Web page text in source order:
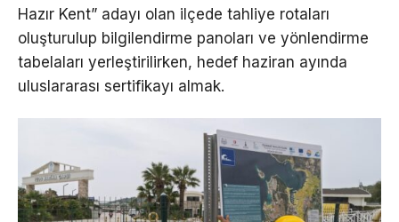
Hazır Kent” adayı olan ilçede tahliye rotaları
oluşturulup bilgilendirme panoları ve yönlendirme
tabelaları yerleştirilirken, hedef haziran ayında
uluslararası sertifikayı almak.